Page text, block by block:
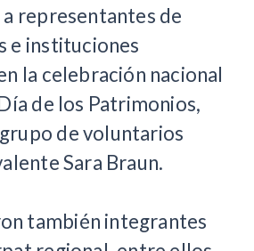
representantes de
e instituciones
la celebración nacional
de los Patrimonios,
de voluntarios
Sara Braun.
también integrantes